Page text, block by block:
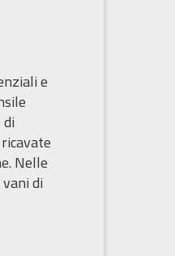
e
Nelle
di